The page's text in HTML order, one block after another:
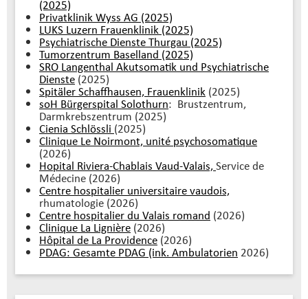
(2025)
Privatklinik Wyss AG (2025)
LUKS Luzern Frauenklinik (2025)
Psychiatrische Dienste Thurgau (2025)
Tumorzentrum Baselland (2025)
SRO Langenthal Akutsomatik und Psychiatrische
Dienste (2025)
Spitäler Schaffhausen, Frauenklinik (2025)
soH Bürgerspital Solothurn: Brustzentrum,
Darmkrebszentrum (2025)
Cienia Schlössli (2025)
Clinique Le Noirmont, unité psychosomatique
(2026)
Hopital Riviera-Chablais Vaud-Valais, Service de
Médecine (2026)
Centre hospitalier universitaire vaudois,
rhumatologie (2026)
Centre hospitalier du Valais romand (2026)
Clinique La Lignière (2026)
Hôpital de La Providence (2026)
PDAG: Gesamte PDAG (ink. Ambulatorien 2026)